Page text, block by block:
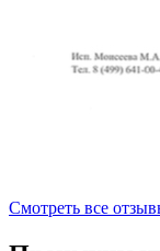
Смотреть все